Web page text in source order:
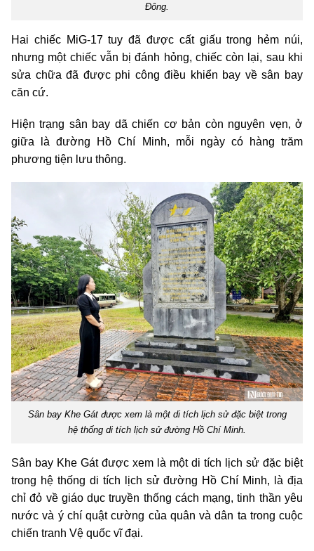
Đông.
Hai chiếc MiG-17 tuy đã được cất giấu trong hẻm núi,
nhưng một chiếc vẫn bị đánh hỏng, chiếc còn lại, sau khi
sửa chữa đã được phi công điều khiển bay về sân bay
căn cứ.
Hiện trạng sân bay dã chiến cơ bản còn nguyên vẹn, ở
giữa là đường Hồ Chí Minh, mỗi ngày có hàng trăm
phương tiện lưu thông.
Sân bay Khe Gát được xem là một di tích lịch sử đặc biệt trong
hệ thống di tích lịch sử đường Hồ Chí Minh.
Sân bay Khe Gát được xem là một di tích lịch sử đặc biệt
trong hệ thống di tích lịch sử đường Hồ Chí Minh, là địa
chỉ đỏ về giáo dục truyền thống cách mạng, tinh thần yêu
nước và ý chí quật cường của quân và dân ta trong cuộc
chiến tranh Vệ quốc vĩ đại.